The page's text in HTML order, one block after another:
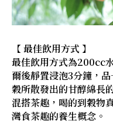
【 最佳飲用方式 】
最佳飲用方式為200cc
爾後靜置浸泡3分鐘，
穀所散發出的甘醇綿長
混搭茶趣，喝的到穀物
灣食茶趣的養生概念。